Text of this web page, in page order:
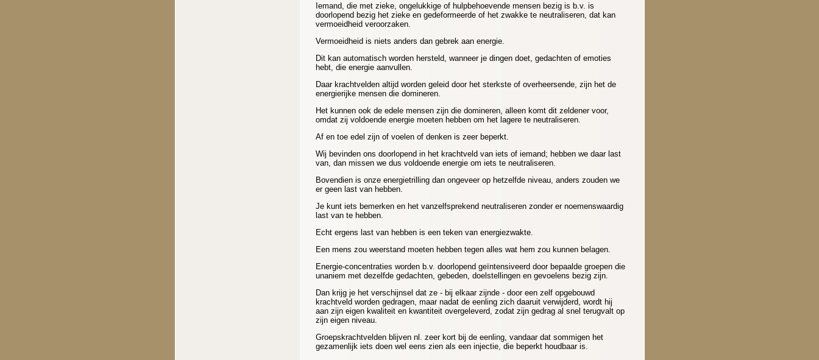
Iemand, die met zieke, ongelukkige of hulpbehoevende mensen bezig is b.v. is
doorlopend bezig het zieke en gedeformeerde of het zwakke te neutraliseren, dat kan
vermoeidheid veroorzaken.
Vermoeidheid is niets anders dan gebrek aan energie.
Dit kan automatisch worden hersteld, wanneer je dingen doet, gedachten of emoties
hebt, die energie aanvullen.
Daar krachtvelden altijd worden geleid door het sterkste of overheersende, zijn het de
energierijke mensen die domineren.
Het kunnen ook de edele mensen zijn die domineren, alleen komt dit zeldener voor,
omdat zij voldoende energie moeten hebben om het lagere te neutraliseren.
Af en toe edel zijn of voelen of denken is zeer beperkt.
Wij bevinden ons doorlopend in het krachtveld van iets of iemand; hebben we daar last
van, dan missen we dus voldoende energie om iets te neutraliseren.
Bovendien is onze energietrilling dan ongeveer op hetzelfde niveau, anders zouden we
er geen last van hebben.
Je kunt iets bemerken en het vanzelfsprekend neutraliseren zonder er noemenswaardig
last van te hebben.
Echt ergens last van hebben is een teken van energiezwakte.
Een mens zou weerstand moeten hebben tegen alles wat hem zou kunnen belagen.
Energie-concentraties worden b.v. doorlopend geïntensiveerd door bepaalde groepen die
unaniem met dezelfde gedachten, gebeden, doelstellingen en gevoelens bezig zijn.
Dan krijg je het verschijnsel dat ze - bij elkaar zijnde - door een zelf opgebouwd
krachtveld worden gedragen, maar nadat de eenling zich daaruit verwijderd, wordt hij
aan zijn eigen kwaliteit en kwantiteit overgeleverd, zodat zijn gedrag al snel terugvalt op
zijn eigen niveau.
Groepskrachtvelden blijven nl. zeer kort bij de eenling, vandaar dat sommigen het
gezamenlijk iets doen wel eens zien als een injectie, die beperkt houdbaar is.